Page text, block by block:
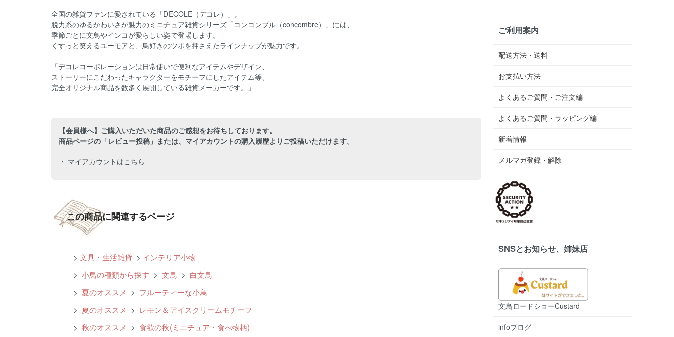
全国の雑貨ファンに愛されている「DECOLE（デコレ）」。
脱力系のゆるかわいさが魅力のミニチュア雑貨シリーズ「コンコンブル（concombre）」には、
季節ごとに文鳥やインコが愛らしい姿で登場します。
くすっと笑えるユーモアと、鳥好きのツボを押さえたラインナップが魅力です。
「デコレコーポレーションは日常使いで便利なアイテムやデザイン、
ストーリーにこだわったキャラクターをモチーフにしたアイテム等、
完全オリジナル商品を数多く展開している雑貨メーカーです。」
【会員様へ】ご購入いただいた商品のご感想をお待ちしております。
商品ページの「レビュー投稿」または、マイアカウントの購入履歴よりご投稿いただけます。
・ マイアカウントはこちら
この商品に関連するページ
> 文具・生活雑貨 > インテリア小物
> 小鳥の種類から探す > 文鳥 > 白文鳥
> 夏のオススメ > フルーティーな小鳥
> 夏のオススメ > レモン＆アイスクリームモチーフ
> 秋のオススメ > 食欲の秋(ミニチュア・食べ物柄)
ご利用案内
配送方法・送料
お支払い方法
よくあるご質問・ご注文編
よくあるご質問・ラッピング編
新着情報
メルマガ登録・解除
SNSとお知らせ、姉妹店
文鳥ロードショーCustard
infoブログ